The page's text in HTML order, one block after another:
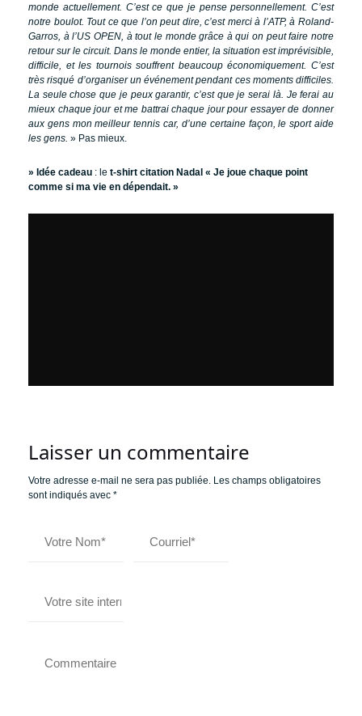
monde actuellement. C’est ce que je pense personnellement. C’est
notre boulot. Tout ce que l’on peut dire, c’est merci à l’ATP, à Roland-
Garros, à l’US OPEN, à tout le monde grâce à qui on peut faire notre
retour sur le circuit. Dans le monde entier, la situation est imprévisible,
difficile, et les tournois souffrent beaucoup économiquement. C’est
très risqué d’organiser un événement pendant ces moments difficiles.
La seule chose que je peux garantir, c’est que je serai là. Je ferai au
mieux chaque jour et me battrai chaque jour pour essayer de donner
aux gens mon meilleur tennis car, d’une certaine façon, le sport aide
les gens. » Pas mieux.
» Idée cadeau : le t-shirt citation Nadal « Je joue chaque point
comme si ma vie en dépendait. »
Laisser un commentaire
Votre adresse e-mail ne sera pas publiée. Les champs obligatoires
sont indiqués avec *